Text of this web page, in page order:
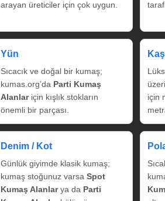
arayan üreticiler için çok uygun.
Yün
Sıcacık ve doğal bir kumaş;
kumas.org’da Parti Kumaş
Alanlariçin kışlık stokların
önemli bir parçası.
için
Denim / Kot
Günlük giyimde klasik kumaş;
kumaş stoğunuz varsa Spot
Kumaş Alanlarya da Parti